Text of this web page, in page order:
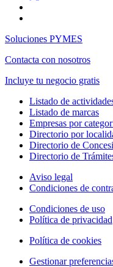
Soluciones PYMES
Contacta con nosotros
Incluye tu negocio gratis
Listado de
Listado de marcas
Empresas por
Directorio por
Directorio de
Directorio de
Aviso legal
Condiciones de
Condiciones de uso
Política de privacidad
Política de cookies
Gestionar